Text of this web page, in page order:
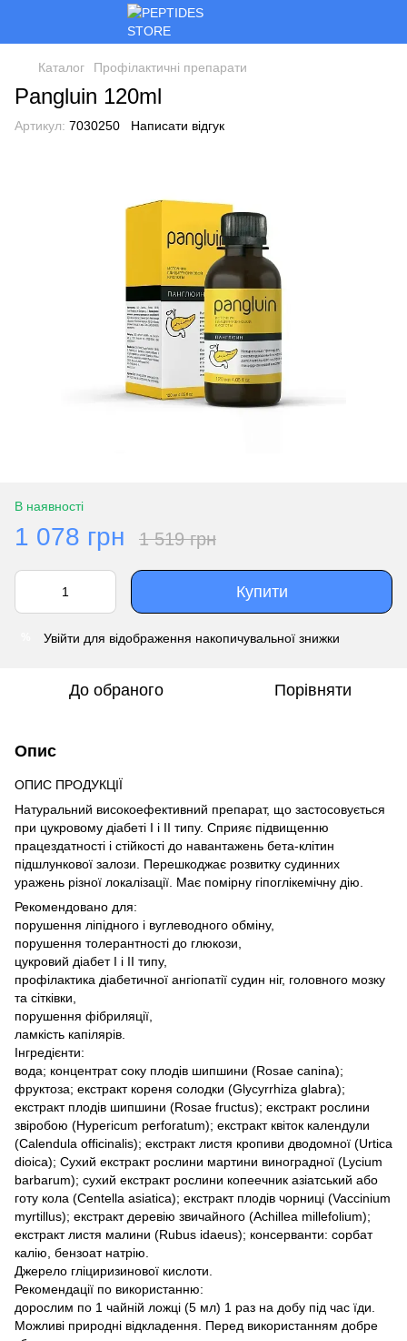
Каталог Профілактичні препарати
Pangluin 120ml
Артикул: 7030250 Написати відгук
В наявності
1 078 грн 1 519 грн
Купити
Увійти для відображення накопичувальної знижки
До обраного Порівняти
Опис
ОПИС ПРОДУКЦІЇ
Натуральний високоефективний препарат, що застосовується
при цукровому діабеті I і II типу. Сприяє підвищенню
працездатності і стійкості до навантажень бета-клітин
підшлункової залози. Перешкоджає розвитку судинних
уражень різної локалізації. Має помірну гіпоглікемічну дію.
Рекомендовано для:
порушення ліпідного і вуглеводного обміну,
порушення толерантності до глюкози,
цукровий діабет I і II типу,
профілактика діабетичної ангіопатії судин ніг, головного мозку
та сітківки,
порушення фібриляції,
ламкість капілярів.
Інгредієнти:
вода; концентрат соку плодів шипшини (Rosae canina);
фруктоза; екстракт кореня солодки (Glycyrrhiza glabra);
екстракт плодів шипшини (Rosae fructus); екстракт рослини
звіробою (Hypericum perforatum); екстракт квіток календули
(Calendula officinalis); екстракт листя кропиви дводомної (Urtica
dioica); Сухий екстракт рослини мартини виноградної (Lycium
barbarum); сухий екстракт рослини копеечник азіатський або
готу кола (Centella asiatica); екстракт плодів чорниці (Vaccinium
myrtillus); екстракт деревію звичайного (Achillea millefolium);
екстракт листя малини (Rubus idaeus); консерванти: сорбат
калію, бензоат натрію.
Джерело гліциризинової кислоти.
Рекомендації по використанню:
дорослим по 1 чайній ложці (5 мл) 1 раз на добу під час їди.
Можливі природні відкладення. Перед використанням добре